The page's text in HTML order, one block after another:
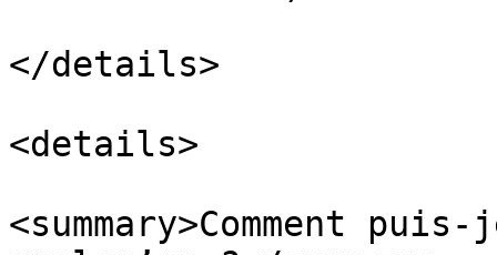
</details>
<details>
<summary>Comment